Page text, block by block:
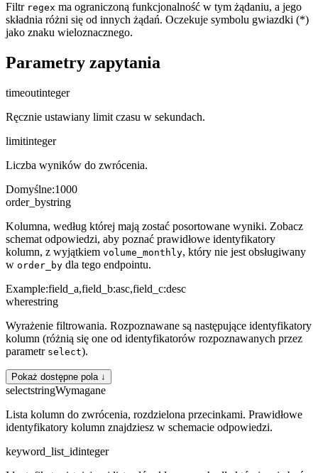
Filtr regex ma ograniczoną funkcjonalność w tym żądaniu, a jego
składnia różni się od innych żądań. Oczekuje symbolu gwiazdki (*)
jako znaku wieloznacznego.
Parametry zapytania
timeoutinteger
Ręcznie ustawiany limit czasu w sekundach.
limitinteger
Liczba wyników do zwrócenia.
Domyślne:1000
order_bystring
Kolumna, według której mają zostać posortowane wyniki. Zobacz
schemat odpowiedzi, aby poznać prawidłowe identyfikatory
kolumn, z wyjątkiem volume_monthly, który nie jest obsługiwany
w order_by dla tego endpointu.
Example:field_a,field_b:asc,field_c:desc
wherestring
Wyrażenie filtrowania. Rozpoznawane są następujące identyfikatory
kolumn (różnią się one od identyfikatorów rozpoznawanych przez
parametr select).
Pokaż dostępne pola ↓
selectstringWymagane
Lista kolumn do zwrócenia, rozdzielona przecinkami. Prawidłowe
identyfikatory kolumn znajdziesz w schemacie odpowiedzi.
keyword_list_idinteger